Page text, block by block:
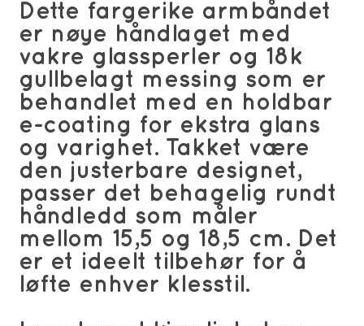
Dette fargerike armbåndet
er nøye håndlaget med
vakre glassperler og 18k
gullbelagt messing som er
behandlet med en holdbar
e-coating for ekstra glans
og varighet. Takket være
den justerbare designet,
passer det behagelig rundt
håndledd som måler
mellom 15,5 og 18,5 cm. Det
er et ideelt tilbehør for å
løfte enhver klesstil.